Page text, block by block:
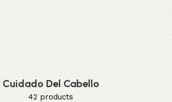
Cuidado Del Cabello
42 products